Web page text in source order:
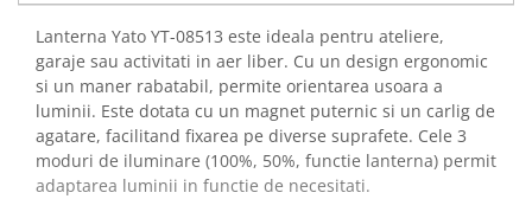
Blocuri de Distributie
Tablouri Electrice
Accesorii Tablouri Electrice
Stabilizatoare de Tensiune
Convertoare de Tensiune
Lanterna Yato YT-08513 este ideala pentru ateliere,
garaje sau activitati in aer liber. Cu un design ergonomic
si un maner rabatabil, permite orientarea usoara a
luminii. Este dotata cu un magnet puternic si un carlig de
agatare, facilitand fixarea pe diverse suprafete. Cele 3
moduri de iluminare (100%, 50%, functie lanterna) permit
adaptarea luminii in functie de necesitati.